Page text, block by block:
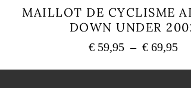
MAILLOT DE CYCLISME
DOWN UNDER
€59,95 – €69,95